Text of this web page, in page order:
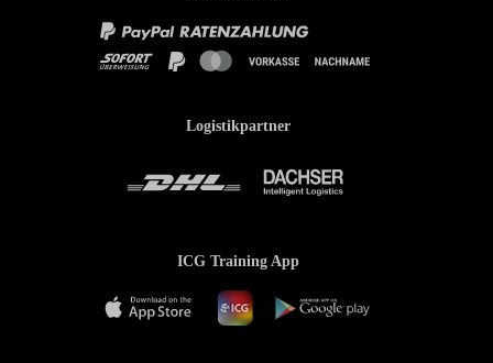
Logistikpartner
ICG Training App